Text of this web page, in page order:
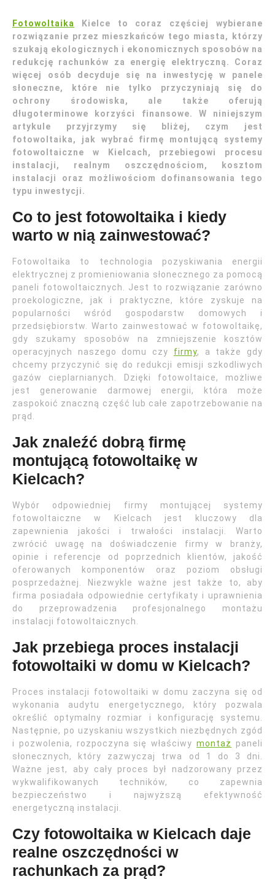
Fotowoltaika
Kielce to coraz częściej wybierane
rozwiązanie przez mieszkańców tego miasta, którzy
szukają ekologicznych i ekonomicznych sposobów na
redukcję rachunków za energię elektryczną. Coraz
więcej osób decyduje się na inwestycję w panele
słoneczne, które nie tylko przyczyniają się do
ochrony środowiska, ale także oferują
długoterminowe korzyści finansowe. W niniejszym
artykule przyjrzymy się bliżej, czym jest
fotowoltaika, jak wybrać firmę montującą systemy
fotowoltaiczne w Kielcach, przebiegowi procesu
instalacji, realnym oszczędnościom, kosztom
instalacji oraz możliwościom dofinansowania tego
typu inwestycji.
Co to jest fotowoltaika i kiedy
warto w nią zainwestować?
Fotowoltaika to technologia pozyskiwania energii
elektrycznej z promieniowania słonecznego za pomocą
paneli fotowoltaicznych. Jest to rozwiązanie zarówno
proekologiczne, jak i praktyczne, które zyskuje na
popularności wśród gospodarstw domowych i
przedsiębiorstw. Warto zainwestować w fotowoltaikę,
gdy szukamy sposobów na zmniejszenie kosztów
operacyjnych naszego domu czy firmy, a także gdy
chcemy przyczynić się do redukcji emisji szkodliwych
gazów cieplarnianych. Dzięki fotowoltaice, możliwe
jest generowanie darmowej energii, która może
zaspokoić znaczną część lub całe zapotrzebowanie na
prąd.
Jak znaleźć dobrą firmę
montującą fotowoltaikę w
Kielcach?
Wybór odpowiedniej firmy montującej systemy
fotowoltaiczne w Kielcach jest kluczowy dla
zapewnienia jakości i trwałości instalacji. Warto
zwrócić uwagę na doświadczenie firmy w branży,
opinie i referencje od poprzednich klientów, jakość
oferowanych komponentów oraz poziom obsługi
posprzedażnej. Niezwykle ważne jest także to, aby
firma posiadała odpowiednie certyfikaty i uprawnienia
do przeprowadzenia profesjonalnego montażu
instalacji fotowoltaicznych.
Jak przebiega proces instalacji
fotowoltaiki w domu w Kielcach?
Proces instalacji fotowoltaiki w domu zaczyna się od
wykonania audytu energetycznego, który pozwala
określić optymalny rozmiar i konfigurację systemu.
Następnie, po uzyskaniu wszystkich niezbędnych zgód
i pozwolenia, rozpoczyna się właściwymontaż
paneli
słonecznych, który zazwyczaj trwa od 1 do 3 dni.
Ważne jest, aby cały proces był nadzorowany przez
wykwalifikowanych techników, co zapewnia
bezpieczeństwo i najwyższą efektywność
energetyczną instalacji.
Czy fotowoltaika w Kielcach daje
realne oszczędności w
rachunkach za prąd?